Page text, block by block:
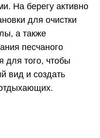
На берегу активно
для очистки
а также
песчаного
для того, чтобы
вид и создать